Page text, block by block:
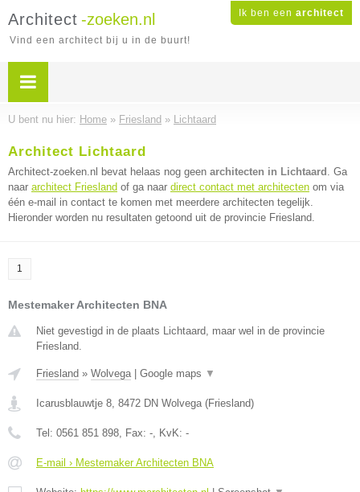
Ik ben een architect
Architect -zoeken.nl
Vind een architect bij u in de buurt!
U bent nu hier: Home » Friesland » Lichtaard
Architect Lichtaard
Architect-zoeken.nl bevat helaas nog geen architecten in Lichtaard . Ga
naar architect Friesland of ga naar direct contact met architecten om via
één e-mail in contact te komen met meerdere architecten tegelijk.
Hieronder worden nu resultaten getoond uit de provincie Friesland.
1
Mestemaker Architecten BNA
Niet gevestigd in de plaats Lichtaard, maar wel in de provincie
Friesland.
Friesland » Wolvega| Google maps ▼
Icarusblauwtje 8, 8472 DN Wolvega(Friesland)
Tel: 0561 851 898, Fax: -, KvK: -
E-mail › Mestemaker Architecten BNA